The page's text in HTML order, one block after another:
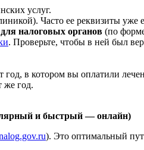
услуг.
Часто ее реквизиты уже
налоговых органов (по
. Проверьте, чтобы в ней был
год, в котором вы оплатили
же год.
и быстрый — онлайн)
). Это оптимальный